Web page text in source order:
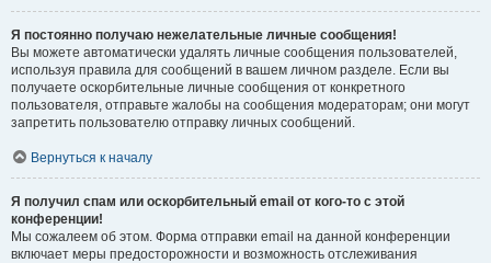
Я постоянно получаю нежелательные личные сообщения!
Вы можете автоматически удалять личные сообщения пользователей,
используя правила для сообщений в вашем личном разделе. Если вы
получаете оскорбительные личные сообщения от конкретного
пользователя, отправьте жалобы на сообщения модераторам; они могут
запретить пользователю отправку личных сообщений.
Вернуться к началу
Я получил спам или оскорбительный email от кого-то с этой
конференции!
Мы сожалеем об этом. Форма отправки email на данной конференции
включает меры предосторожности и возможность отслеживания